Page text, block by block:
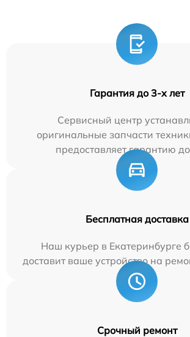
Гарантия до 3-х лет
Сервисный центр
оригинальные запчасти
предоставляет гарантию
Бесплатная доставка
Наш курьер в Екатеринбурге
доставит ваше устройство на
Срочный ремонт